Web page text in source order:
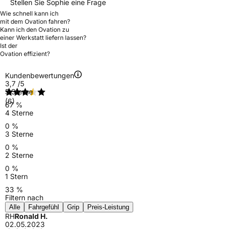
Stellen Sie Sophie eine Frage
Wie schnell kann ich
mit dem Ovation fahren?
Kann ich den Ovation zu
einer Werkstatt liefern lassen?
Ist der
Ovation effizient?
Kundenbewertungen
3,7 /5
(6)
5 Sterne
67 %
4 Sterne
0 %
3 Sterne
0 %
2 Sterne
0 %
1 Stern
33 %
Filtern nach
Alle Fahrgefühl Grip Preis-Leistung
RHRonald H.
02.05.2023